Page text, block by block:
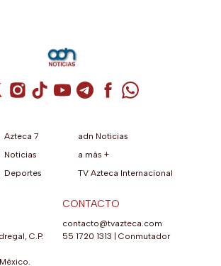
Cuenta de X / Twitter (se abre en una
Cuenta de Instagram (se abre en una
Cuenta de TikTok (se abre en
Cuenta de YouTube (se abre
Cuenta de Telegram (se
Cuenta de
Cuenta de
Azteca 7
Noticias
Deportes
adn Noticias
a más +
TV Azteca Internacional
C.P.
CONTACTO
contacto@tvazteca.com
55 1720 1313 | Conmutador